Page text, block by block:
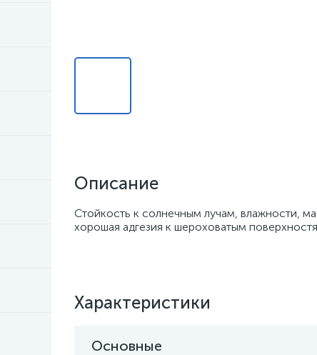
Описание
Стойкость к солнечным лучам, влажности,
хорошая адгезия к шероховатым
Характеристики
Основные